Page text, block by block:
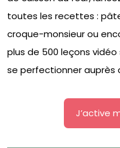
toutes les recettes :
croque-monsieur ou
plus de 500 leçons
se perfectionner auprès
J’active